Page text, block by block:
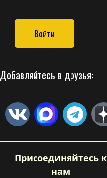
Войти
Добавляйтесь в друзья:
Присоединяйтесь к
нам